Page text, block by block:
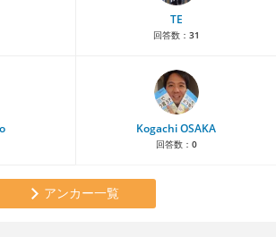
TE
回答数： 31
Kogachi OSAKA
回答数： 0
アンカー一覧